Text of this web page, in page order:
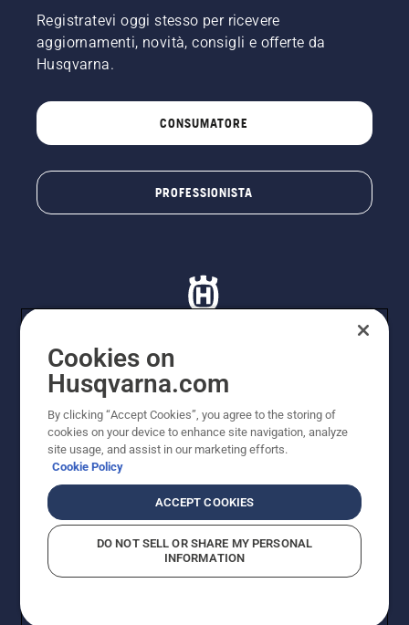
Registratevi oggi stesso per ricevere
aggiornamenti, novità, consigli e offerte da
Husqvarna.
CONSUMATORE
PROFESSIONISTA
© Husqvarna AB (publ). Tutti i diritti riservati. I prezzi
Husqvarna Schweiz AG per i rivenditori specializzati
aderenti all’iniziativa, prezzi in CHF comprensivi di IVA
all’ 8,1% e TRA. Con riserva di modifica. Tutti i prezzi
indicati sono prezzi al dettaglio consigliati (IVA inclusa),
a meno che il prodotto non sia disponibile per l'acquisto
Informativa sui cookieTermini di utilizzo
Informativa sulla privacyRiferimentiCGVF Negozio online
Segnalazione di presunte violazioni
Cookies on
Husqvarna.com
By clicking “Accept Cookies”, you agree to the storing of
cookies on your device to enhance site navigation, analyze
site usage, and assist in our marketing efforts.
Cookie Policy
ACCEPT COOKIES
DO NOT SELL OR SHARE MY PERSONAL
INFORMATION